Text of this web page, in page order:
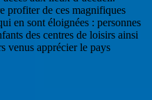
profiter de ces magnifiques
en sont éloignées : personnes
des centres de loisirs ainsi
venus apprécier le pays